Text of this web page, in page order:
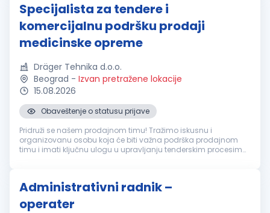
Specijalista za tendere i
komercijalnu podršku prodaji
medicinske opreme
Dräger Tehnika d.o.o.
Beograd - Izvan pretražene lokacije
15.08.2026
Obaveštenje o statusu prijave
Pridruži se našem prodajnom timu! Tražimo iskusnu i
organizovanu osobu koja će biti važna podrška prodajnom
timu i imati ključnu ulogu u upravljanju tenderskim procesima,
Administrativni radnik –
operater